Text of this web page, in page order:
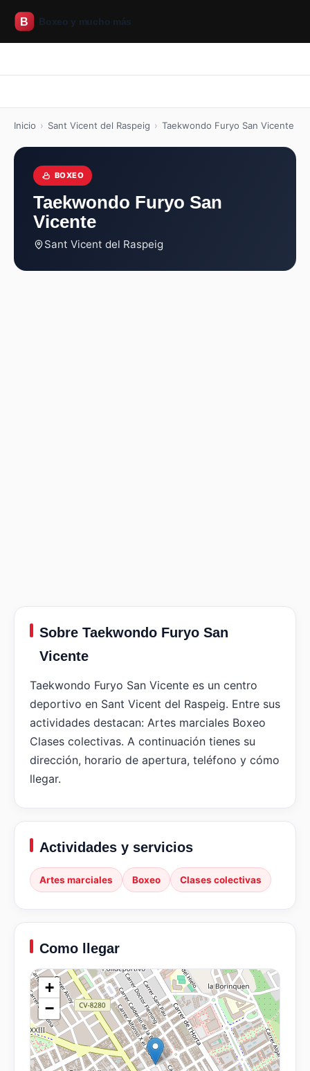
Inicio › Sant Vicent del Raspeig › Taekwondo Furyo San Vicente
BOXEO
Taekwondo Furyo San
Vicente
Sant Vicent del Raspeig
Sobre Taekwondo Furyo San
Vicente
Taekwondo Furyo San Vicente es un centro
deportivo en Sant Vicent del Raspeig. Entre sus
actividades destacan: Artes marciales Boxeo
Clases colectivas. A continuación tienes su
dirección, horario de apertura, teléfono y cómo
llegar.
Actividades y servicios
Artes marciales Boxeo Clases colectivas
Como llegar
+
−